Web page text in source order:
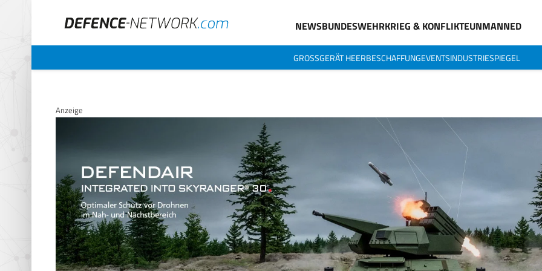
NEWSBUNDESWEHRKRIEG & KONFLIKTEUNMANNED
GROSSGERÄT HEERBESCHAFFUNGEVENTSINDUSTRIESPIEGEL
Anzeige